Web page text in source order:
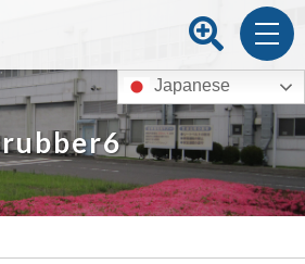
Japanese
rubber6